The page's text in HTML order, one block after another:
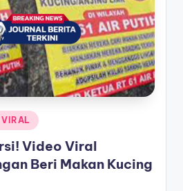
Video Viral
Beri Makan Kucing